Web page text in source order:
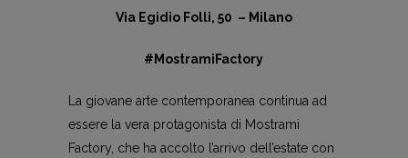
Via Egidio Folli, 50 – Milano
#MostramiFactory
La giovane arte contemporanea continua ad
essere la vera protagonista di Mostrami
Factory, che ha accolto l’arrivo dell’estate con